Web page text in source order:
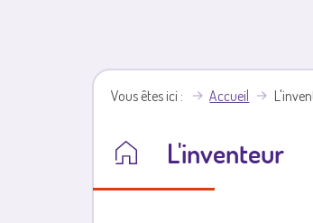
Vous êtes ici Accueil
L'inventeur